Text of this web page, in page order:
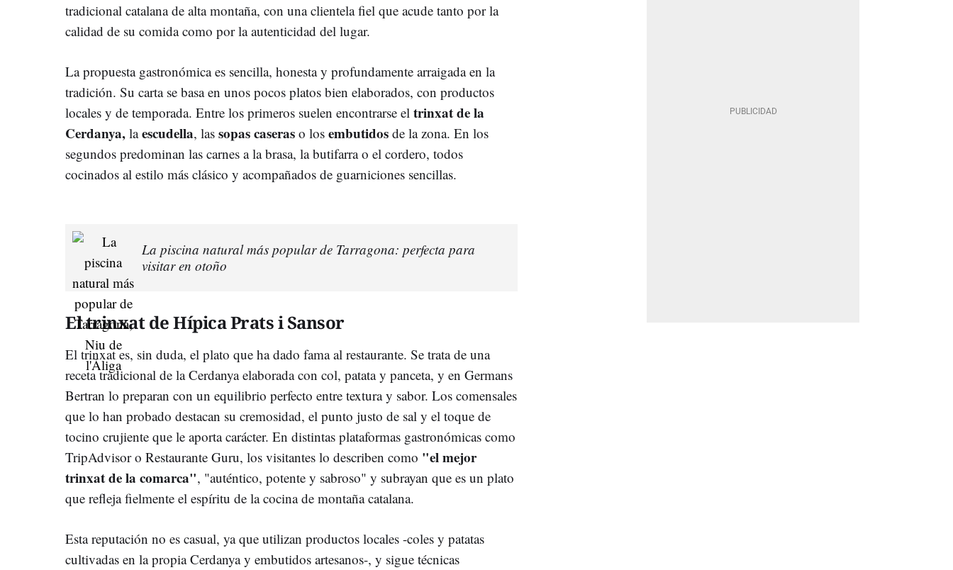
tradicional catalana de alta montaña, con una clientela fiel que acude tanto por la
calidad de su comida como por la autenticidad del lugar.
La propuesta gastronómica es sencilla, honesta y profundamente arraigada en la
tradición. Su carta se basa en unos pocos platos bien elaborados, con productos
locales y de temporada. Entre los primeros suelen encontrarse el trinxat de la
Cerdanya, laescudella, las sopas caseras o los embutidos de la zona. En los
segundos predominan las carnes a la brasa, la butifarra o el cordero, todos
cocinados al estilo más clásico y acompañados de guarniciones sencillas.
La piscina natural más popular de Tarragona: perfecta para
visitar en otoño
El trinxat de Hípica Prats i Sansor
El trinxat es, sin duda, el plato que ha dado fama al restaurante. Se trata de una
receta tradicional de la Cerdanya elaborada con col, patata y panceta, y en Germans
Bertran lo preparan con un equilibrio perfecto entre textura y sabor. Los comensales
que lo han probado destacan su cremosidad, el punto justo de sal y el toque de
tocino crujiente que le aporta carácter. En distintas plataformas gastronómicas como
TripAdvisor o Restaurante Guru, los visitantes lo describen como "el mejor
trinxat de la comarca", "auténtico, potente y sabroso" y subrayan que es un plato
que refleja fielmente el espíritu de la cocina de montaña catalana.
Esta reputación no es casual, ya que utilizan productos locales -coles y patatas
cultivadas en la propia Cerdanya y embutidos artesanos-, y sigue técnicas